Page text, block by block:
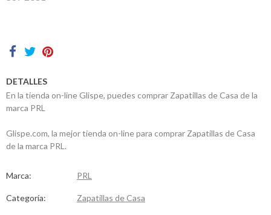
DETALLES
En la tienda on-line Glispe, puedes comprar Zapatillas de Casa de la
marca PRL
Glispe.com, la mejor tienda on-line para comprar Zapatillas de Casa
de la marca PRL.
Marca: PRL
Categoría: Zapatillas de Casa